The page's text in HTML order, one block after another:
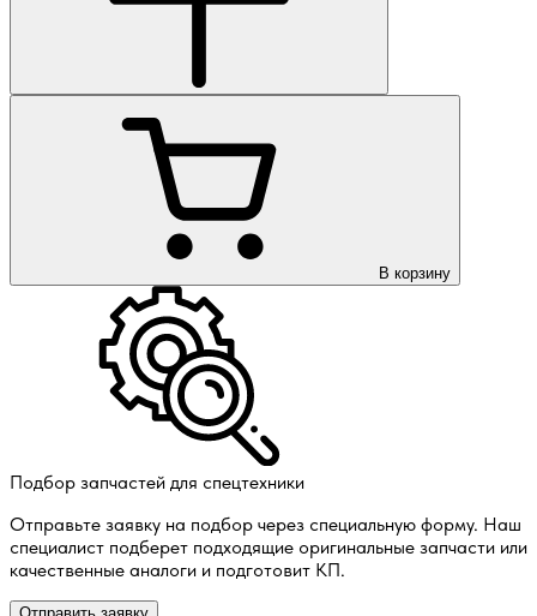
В корзину
Подбор запчастей для спецтехники
Отправьте заявку на подбор через специальную форму. Наш
специалист подберет подходящие оригинальные запчасти или
качественные аналоги и подготовит КП.